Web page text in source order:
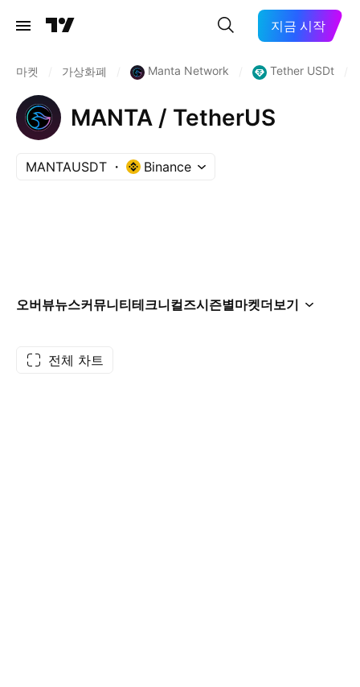
지금 시작
마켓 가상화폐 Manta Network Tether USDt
MANTA / TetherUS
MANTAUSDT Binance
오버뷰뉴스커뮤니티테크니컬즈시즌별마켓더보기
전체 차트